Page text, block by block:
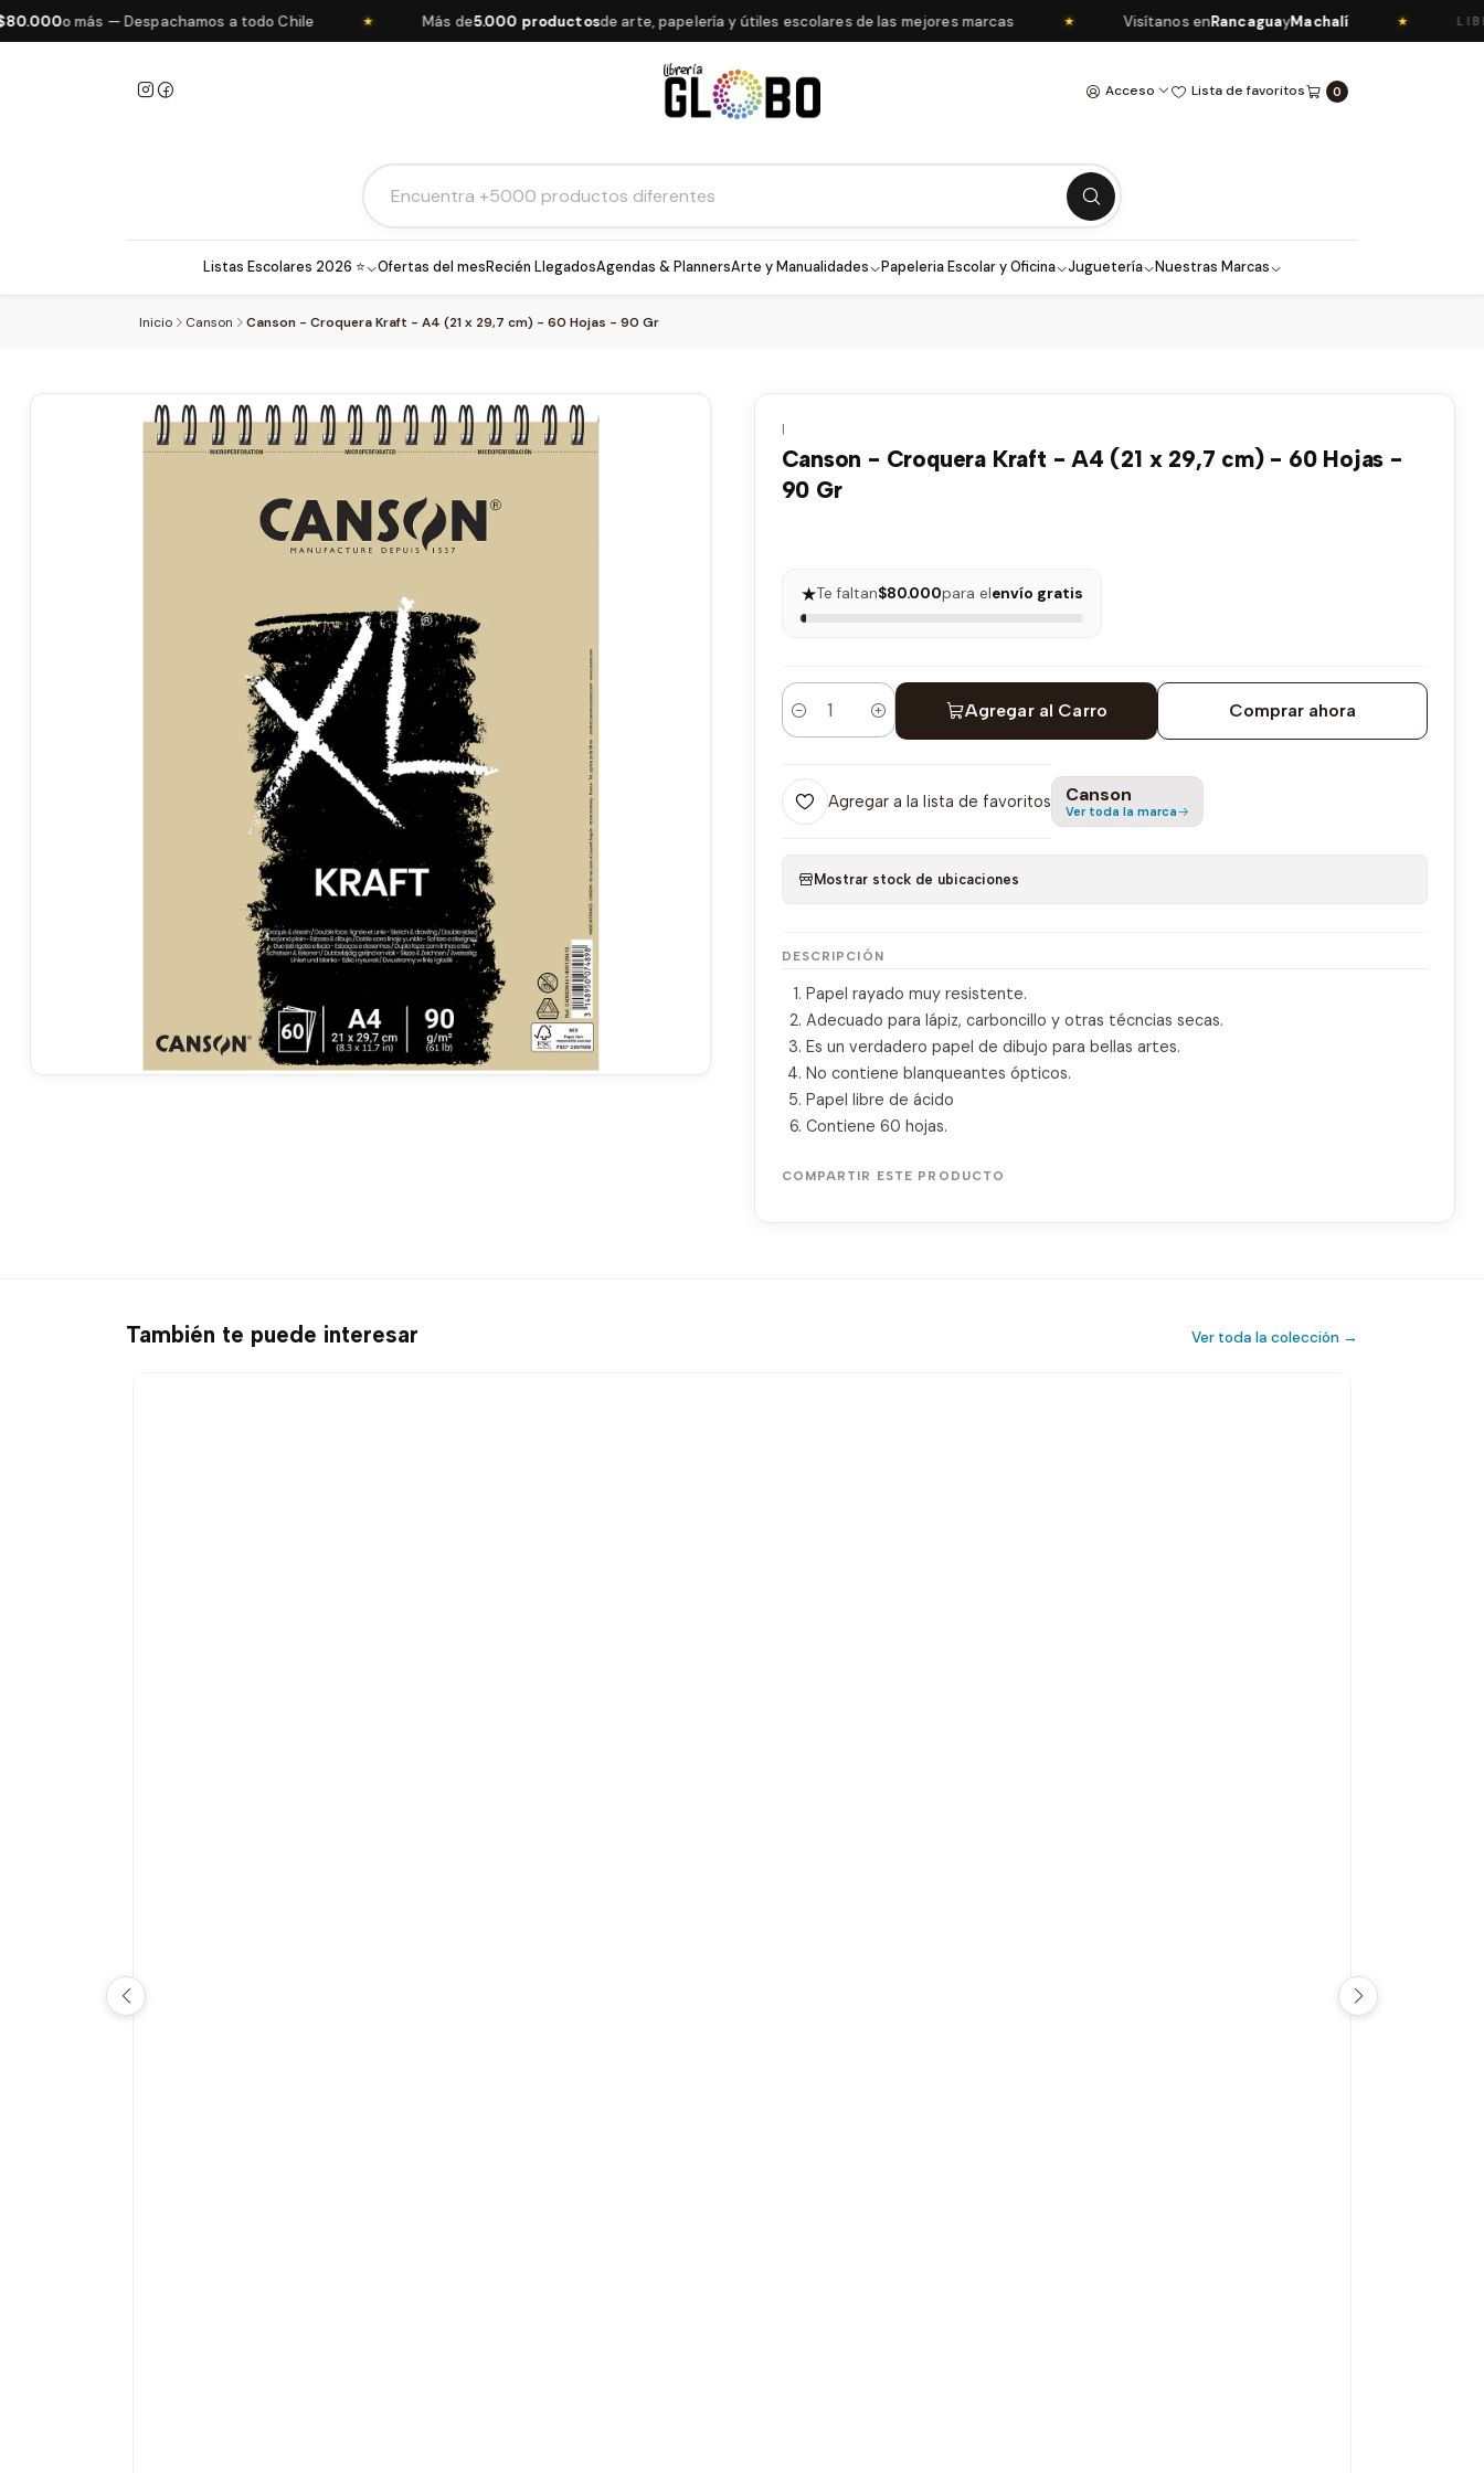
o más — Despachamos a todo Chile Más de5.000 productosde arte, papelería y útiles escolares de las mejores marcas Visítanos enRancaguayMachalí
Acceso Lista de favoritos 0
Listas Escolares 2026 ⭐ Ofertas del mesRecién LlegadosAgendas & PlannersArte y Manualidades Papeleria Escolar y Oficina Juguetería Nuestras Marcas
Inicio Canson Canson - Croquera Kraft - A4 (21 x 29,7 cm) - 60 Hojas - 90 Gr
|
Canson - Croquera Kraft - A4 (21 x 29,7 cm) - 60 Hojas -
90 Gr
★Te faltan$80.000para elenvío gratis
Cantidad Agregar al Carro Comprar ahora
Agregar a la lista de favoritos Canson
Ver toda la marca
Mostrar stock de ubicaciones
DESCRIPCIÓN
Papel rayado muy resistente.
Adecuado para lápiz, carboncillo y otras técncias secas.
Es un verdadero papel de dibujo para bellas artes.
No contiene blanqueantes ópticos.
Papel libre de ácido
Contiene 60 hojas.
COMPARTIR ESTE PRODUCTO
También te puede interesar Ver toda la colección →